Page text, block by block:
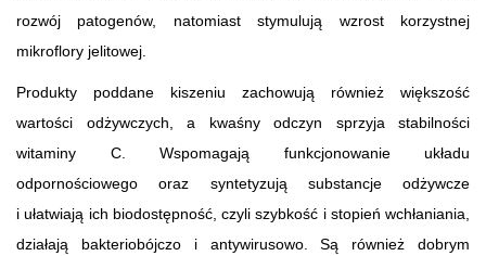
rozwój patogenów, natomiast stymulują wzrost korzystnej
mikroflory jelitowej.
Produkty poddane kiszeniu zachowują również większość
wartości odżywczych, a kwaśny odczyn sprzyja stabilności
witaminy C. Wspomagają funkcjonowanie układu
odpornościowego oraz syntetyzują substancje odżywcze
i ułatwiają ich biodostępność, czyli szybkość i stopień wchłaniania,
działają bakteriobójczo i antywirusowo. Są również dobrym